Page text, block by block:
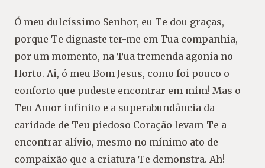
Ó meu dulcíssimo Senhor, eu Te dou graças,
porque Te dignaste ter-me em Tua companhia,
por um momento, na Tua tremenda agonia no
Horto. Ai, ó meu Bom Jesus, como foi pouco o
conforto que pudeste encontrar em mim! Mas o
Teu Amor infinito e a superabundância da
caridade de Teu piedoso Coração levam-Te a
encontrar alívio, mesmo no mínimo ato de
compaixão que a criatura Te demonstra. Ah!